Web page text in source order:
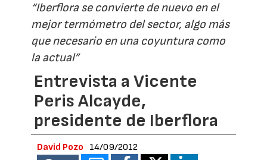
“Iberflora se convierte de nuevo en el
mejor termómetro del sector, algo más
que necesario en una coyuntura como
la actual”
Entrevista a Vicente
Peris Alcayde,
presidente de Iberflora
David Pozo 14/09/2012